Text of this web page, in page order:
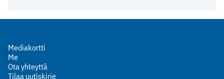
Mediakortti
Me
Ota yhteyttä
Tilaa uutiskirje